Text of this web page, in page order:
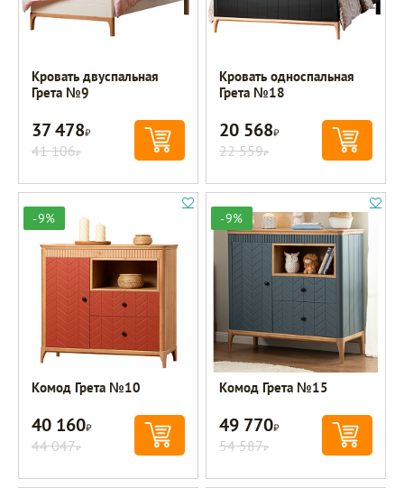
Кровать двуспальная
Грета №9
37 478Р
41 106Р
Кровать односпальная
Грета №18
20 568Р
22 559Р
-9%
Комод Грета №10
40 160Р
44 047Р
-9%
Комод Грета №15
49 770Р
54 587Р